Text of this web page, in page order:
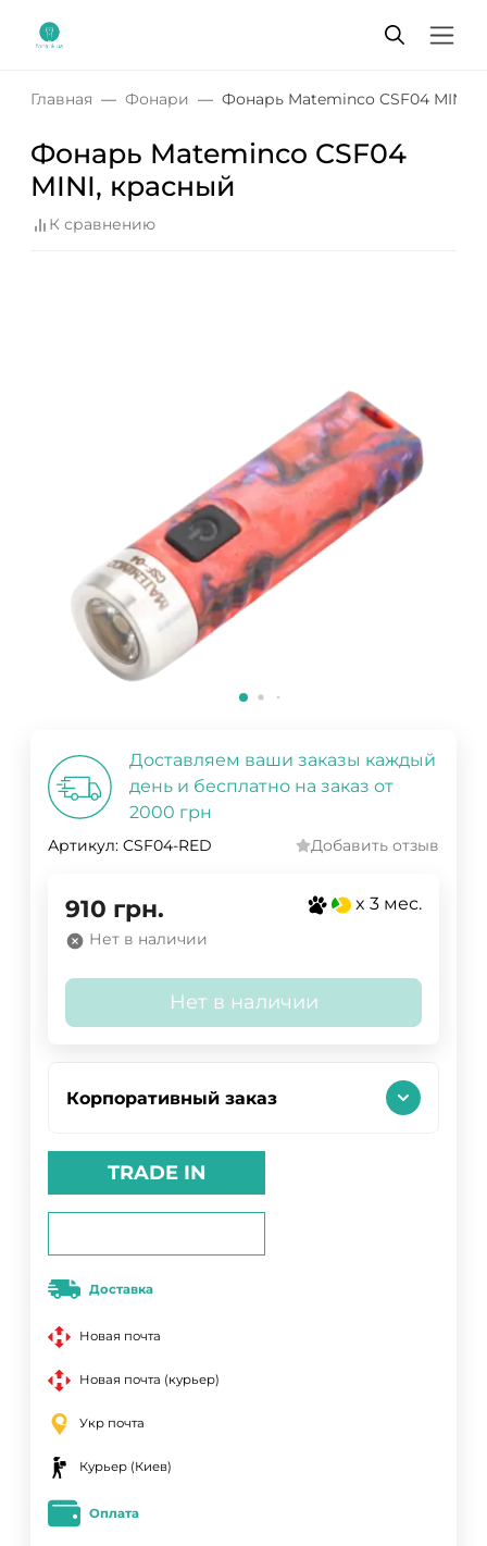
Главная Фонари Фонарь Mateminсo CSF04 MINI,
Фонарь Mateminсo CSF04
MINI, красный
К сравнению
Доставляем ваши заказы каждый
день и бесплатно на заказ от
2000 грн
Артикул: CSF04-RED Добавить отзыв
910 грн. x 3 мес.
Нет в наличии
Нет в наличии
Корпоративный заказ
TRADE IN
Доставка
Новая почта
Новая почта (курьер)
Укр почта
Курьер (Киев)
Оплата